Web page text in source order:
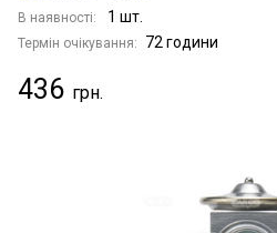
В наявності: 1 шт.
Термін очікування: 72 години
436